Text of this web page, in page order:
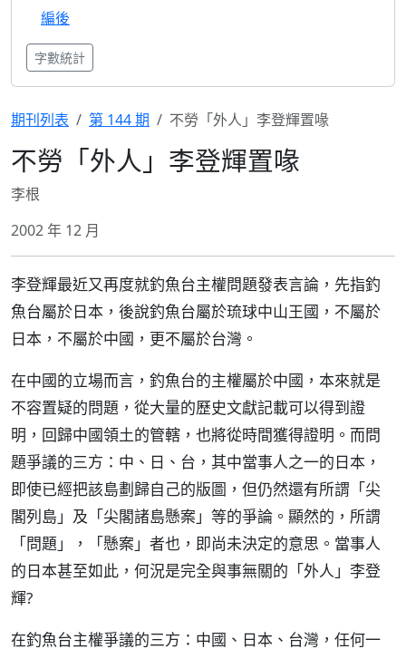
編後
字數統計
期刊列表 第 144 期 不勞「外人」李登輝置喙
不勞「外人」李登輝置喙
李根
2002 年 12 月
李登輝最近又再度就釣魚台主權問題發表言論，先指釣
魚台屬於日本，後說釣魚台屬於琉球中山王國，不屬於
日本，不屬於中國，更不屬於台灣。
在中國的立場而言，釣魚台的主權屬於中國，本來就是
不容置疑的問題，從大量的歷史文獻記載可以得到證
明，回歸中國領土的管轄，也將從時間獲得證明。而問
題爭議的三方：中、日、台，其中當事人之一的日本，
即使已經把該島劃歸自己的版圖，但仍然還有所謂「尖
閣列島」及「尖閣諸島懸案」等的爭論。顯然的，所謂
「問題」，「懸案」者也，即尚未決定的意思。當事人
的日本甚至如此，何況是完全與事無關的「外人」李登
輝?
在釣魚台主權爭議的三方：中國、日本、台灣，任何一